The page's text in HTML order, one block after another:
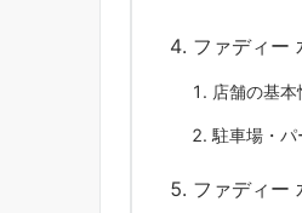
ファディー
店舗の基本
駐車場・パ
ファディー